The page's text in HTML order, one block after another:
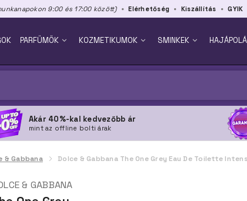
9:00 és 17:00 között) Elérhetőség Kiszállítás GYIK
PARFÜMÖK KOZMETIKUMOK SMINKEK
Akár 40%-kal kedvezőbb ár
mint az offline bolti árak
& Gabbana Dolce & Gabbana The One Grey Eau De Toilette
& GABBANA